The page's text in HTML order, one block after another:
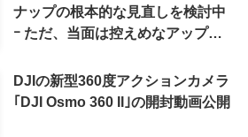
ナップの根本的な見直しを検討中
ｰ ただ、当面は控えめなアップグ
DJIの新型360度アクションカメラ
｢DJI Osmo 360 II｣の開封動画公開